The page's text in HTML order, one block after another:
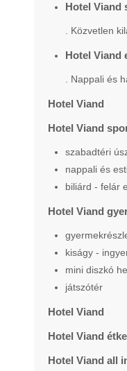
Hotel Viand
. Közvetlen
Hotel Viand
. Nappali és
Hotel Viand
Hotel Viand
szabadtéri
nappali és
biliárd - felár
Hotel Viand
kiságy -
mini diszkó
játszótér
Hotel Viand
Hotel Viand
Hotel Viand all